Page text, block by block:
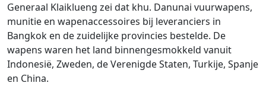
Generaal Klaiklueng zei dat khu. Danunai vuurwapens,
munitie en wapenaccessoires bij leveranciers in
Bangkok en de zuidelijke provincies bestelde. De
wapens waren het land binnengesmokkeld vanuit
Indonesië, Zweden, de Verenigde Staten, Turkije, Spanje
en China.